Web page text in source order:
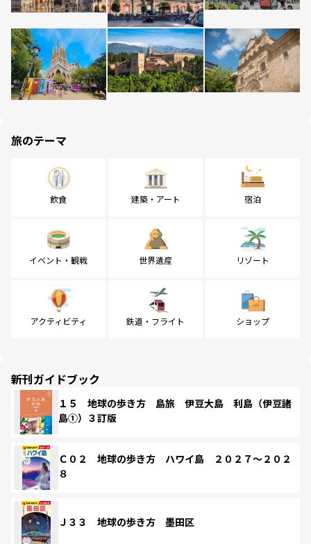
旅のテーマ
飲食 建築・アート 宿泊
イベント・観戦 世界遺産 リゾート
アクティビティ 鉄道・フライト ショップ
新刊ガイドブック
１５ 地球の歩き方 島旅 伊豆大島 利島（伊豆諸
島①）３訂版
Ｃ０２ 地球の歩き方 ハワイ島 ２０２７～２０２
８
Ｊ３３ 地球の歩き方 墨田区